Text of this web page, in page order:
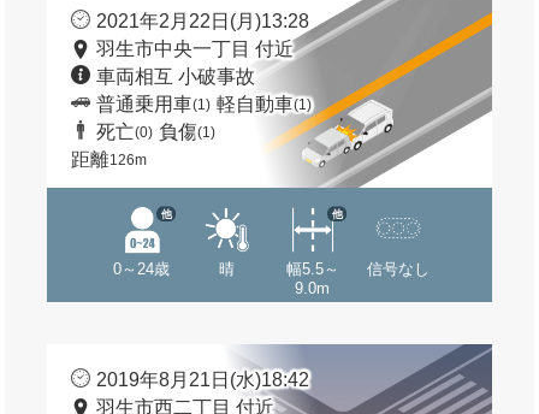
2021年2月22日(月)13:28
羽生市中央一丁目 付近
車両相互 小破事故
普通乗用車(1) 軽自動車(1)
死亡(0) 負傷(1)
距離126m
0～24歳
他
晴
幅5.5～
9.0m
他
信号なし
2019年8月21日(水)18:42
羽生市西二丁目 付近